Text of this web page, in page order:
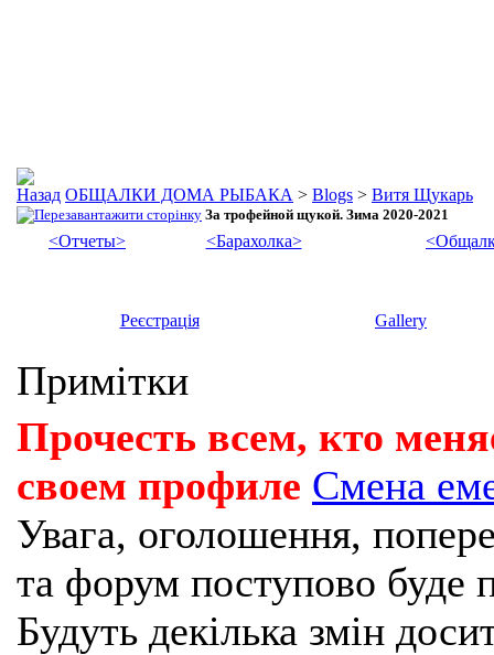
ОБЩАЛКИ ДОМА РЫБАКА > Blogs > Витя Щукарь
За трофейной щукой. Зима 2020-2021
<Отчеты> <Барахолка>
Реєстрація Gallery
Примітки
Прочесть всем, кто
своем профиле Смена
Увага, оголошення,
та форум поступово буде
Будуть декілька змін